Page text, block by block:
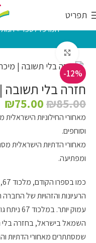
תפריט
המרכז לספר»חנות
חזרה בלי תשובה
₪85.00
₪75.00
מאחורי החילוניות
וסוחפים.
מאחורי הדתיות הישראלית
ומפתיעה.
הרעיונות והזהויות של
עמוק
השמאל בישראל, בחזרה בלי
שמסתתרים מאחורי הדתיות
-12%